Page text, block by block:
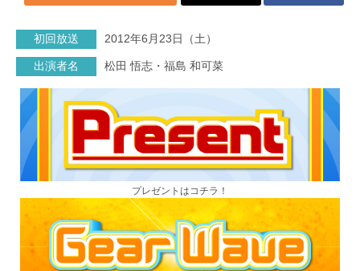
初回放送 2012年6月23日（土）
出演者名 松田 悟志・福島 和可菜
プレゼントはコチラ！